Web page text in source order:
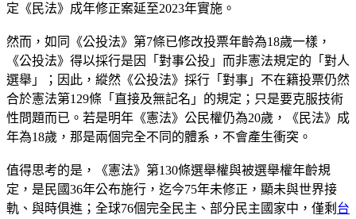
定《民法》成年修正案延至2023年實施。
然而，如同《公投法》第7條已修改投票年齡為18歲一樣，
《公投法》得以採行是因「對事公投」而非憲法規定的「對人
選舉」；因此，縱然《公投法》採行「對事」不在籍投票仍然
合於憲法第129條「直接及無記名」的規定；只是要克服技術
性問題而已。若是明年《憲法》公民權仍為20歲，《民法》成
年為18歲，那是兩個完全不同的體系，不會產生衝突。
值得思考的是，《憲法》第130條選舉權與被選舉權年齡規
定，是民國36年公布施行，迄今75年未修正，顯未與世界接
軌、與時俱進；全球76個完全民主、部分民主國家中，僅剩 台